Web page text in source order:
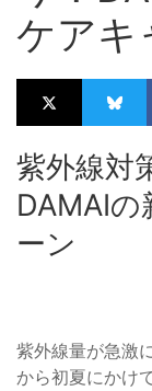
ケアキ
紫外線対
DAMAI
ーン
紫外線量が急激
から初夏にかけ